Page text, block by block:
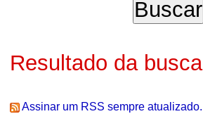
Resultado da busca
Assinar um RSS sempre atualizado.